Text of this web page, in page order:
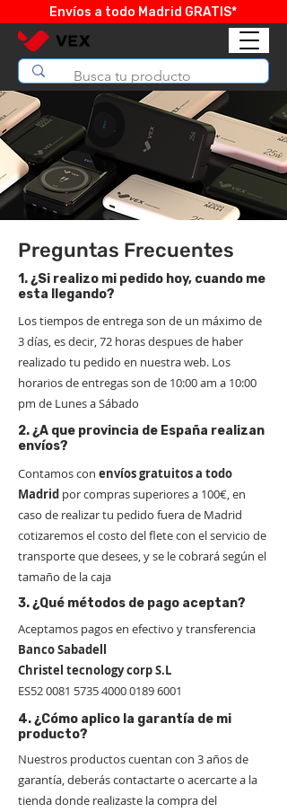
Envíos a todo Madrid GRATIS*
Preguntas Frecuentes
1. ¿Si realizo mi pedido hoy, cuando me
esta llegando?
Los tiempos de entrega son de un máximo de
3 días, es decir, 72 horas despues de haber
realizado tu pedido en nuestra web. Los
horarios de entregas son de 10:00 am a 10:00
pm de Lunes a Sábado
2. ¿A que provincia de España realizan
envíos?
Contamos con envíos gratuitos a todo
Madrid por compras superiores a 100€, en
caso de realizar tu pedido fuera de Madrid
cotizaremos el costo del flete con el servicio de
transporte que desees, y se le cobrará según el
tamaño de la caja
3. ¿Qué métodos de pago aceptan?
Aceptamos pagos en efectivo y transferencia
Banco Sabadell
Christel tecnology corp S.L
ES520081 5735 4000 01896001
4. ¿Cómo aplico la garantía de mi
producto?
Nuestros productos cuentan con 3 años de
garantía, deberás contactarte o acercarte a la
tienda donde realizaste la compra del